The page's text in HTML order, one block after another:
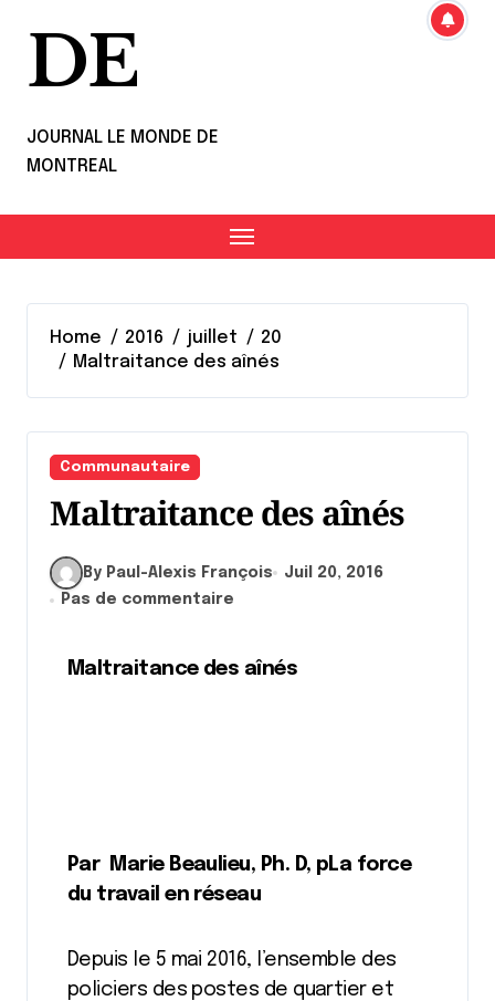
DE
JOURNAL LE MONDE DE
MONTREAL
Home 2016 juillet
20
Maltraitance des aînés
Communautaire
Maltraitance des aînés
By Paul-Alexis François
Juil 20, 2016
Pas de commentaire
Maltraitance des aînés
Par Marie Beaulieu, Ph. D, pLa force
du travail en réseau
Depuis le 5 mai 2016, l’ensemble des
policiers des postes de quartier et